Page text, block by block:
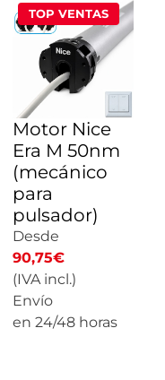
TOP VENTAS
Motor Nice
Era M 50nm
(mecánico
para
pulsador)
Desde
90,75€
(IVA incl.)
Envío
en 24/48 horas